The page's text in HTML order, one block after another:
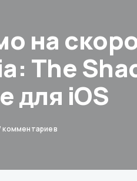
на
The
для iOS
комментариев